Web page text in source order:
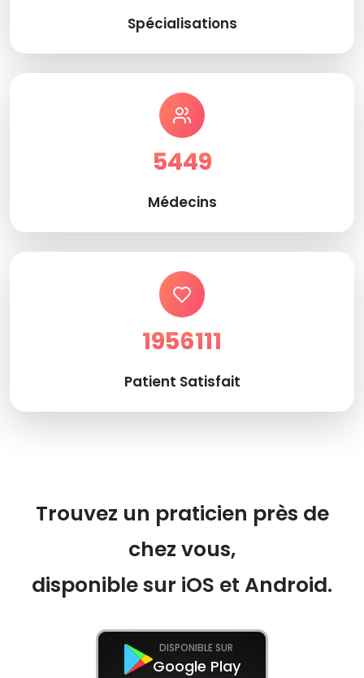
Spécialisations
5449
Médecins
1956111
Patient Satisfait
Trouvez un praticien près de
chez vous,
disponible sur iOS et Android.
DISPONIBLE SUR
Google Play